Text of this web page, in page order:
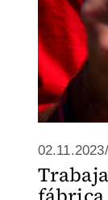
02.11.2023/